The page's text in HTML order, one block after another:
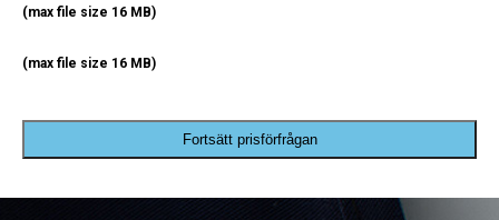
(max file size 16 MB)
(max file size 16 MB)
Fortsätt prisförfrågan